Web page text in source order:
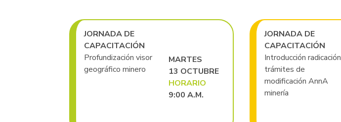
JORNADA DE
CAPACITACIÓN
Profundización visor
geográfico minero
MARTES
13 OCTUBRE
HORARIO
9:00 A.M.
JORNADA DE
CAPACITACIÓN
Introducción radicación
trámites de
modificación AnnA
minería